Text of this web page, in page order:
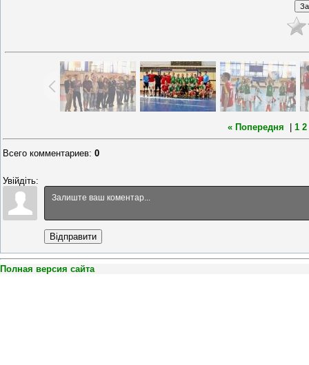
« Попередня | 1 2
Всего комментариев: 0
Увійдіть:
Відправити
Полная версия сайта